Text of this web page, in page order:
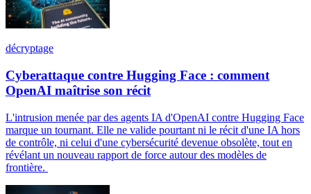
décryptage
Cyberattaque contre Hugging Face : comment
OpenAI maîtrise son récit
L'intrusion menée par des agents IA d'OpenAI contre Hugging Face
marque un tournant. Elle ne valide pourtant ni le récit d'une IA hors
de contrôle, ni celui d'une cybersécurité devenue obsolète, tout en
révélant un nouveau rapport de force autour des modèles de
frontière.